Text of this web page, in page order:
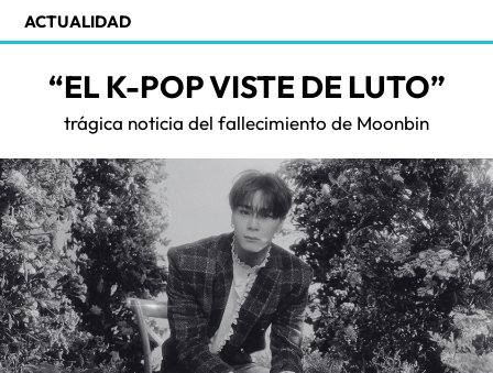
ACTUALIDAD
“EL K-POP VISTE DE LUTO”
trágica noticia del fallecimiento de Moonbin